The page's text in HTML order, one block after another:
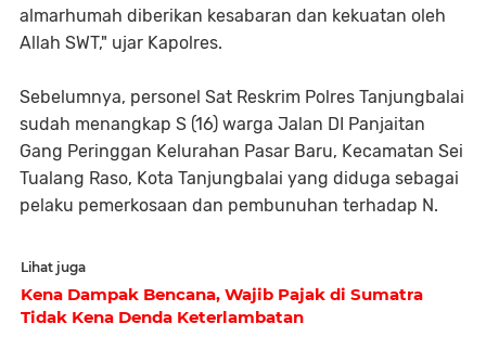
almarhumah diberikan kesabaran dan kekuatan oleh
Allah SWT," ujar Kapolres.
Sebelumnya, personel Sat Reskrim Polres Tanjungbalai
sudah menangkap S (16) warga Jalan DI Panjaitan
Gang Peringgan Kelurahan Pasar Baru, Kecamatan Sei
Tualang Raso, Kota Tanjungbalai yang diduga sebagai
pelaku pemerkosaan dan pembunuhan terhadap N.
Lihat juga
Kena Dampak Bencana, Wajib Pajak di Sumatra
Tidak Kena Denda Keterlambatan